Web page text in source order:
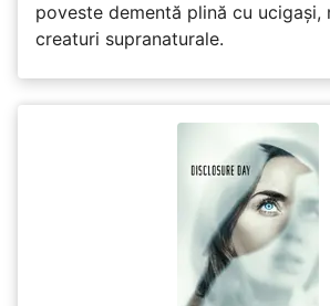
poveste dementă plină cu ucigași,
creaturi supranaturale.